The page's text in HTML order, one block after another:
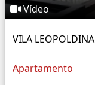
Vídeo
VILA LEOPOLDINA
Apartamento